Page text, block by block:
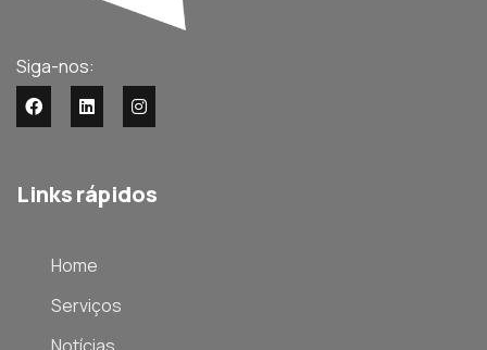
Siga-nos:
Links rápidos
Home
Serviços
Notícias